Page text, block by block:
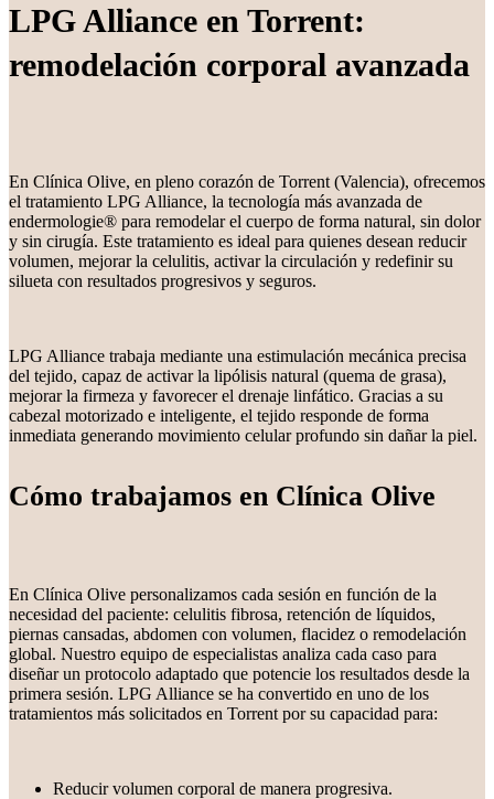
LPG Alliance en Torrent:
remodelación corporal avanzada
En Clínica Olive, en pleno corazón de Torrent (Valencia), ofrecemos
el tratamiento LPG Alliance, la tecnología más avanzada de
endermologie® para remodelar el cuerpo de forma natural, sin dolor
y sin cirugía. Este tratamiento es ideal para quienes desean reducir
volumen, mejorar la celulitis, activar la circulación y redefinir su
silueta con resultados progresivos y seguros.
LPG Alliance trabaja mediante una estimulación mecánica precisa
del tejido, capaz de activar la lipólisis natural (quema de grasa),
mejorar la firmeza y favorecer el drenaje linfático. Gracias a su
cabezal motorizado e inteligente, el tejido responde de forma
inmediata generando movimiento celular profundo sin dañar la piel.
Cómo trabajamos en Clínica Olive
En Clínica Olive personalizamos cada sesión en función de la
necesidad del paciente: celulitis fibrosa, retención de líquidos,
piernas cansadas, abdomen con volumen, flacidez o remodelación
global. Nuestro equipo de especialistas analiza cada caso para
diseñar un protocolo adaptado que potencie los resultados desde la
primera sesión. LPG Alliance se ha convertido en uno de los
tratamientos más solicitados en Torrent por su capacidad para:
Reducir volumen corporal de manera progresiva.